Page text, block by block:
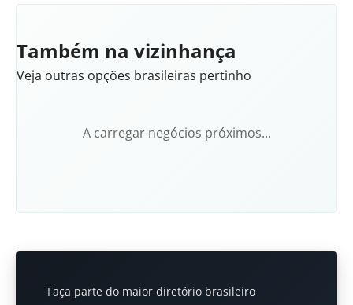
Também na vizinhança
Veja outras opções brasileiras pertinho
A carregar negócios próximos...
Faça parte do maior diretório brasileiro